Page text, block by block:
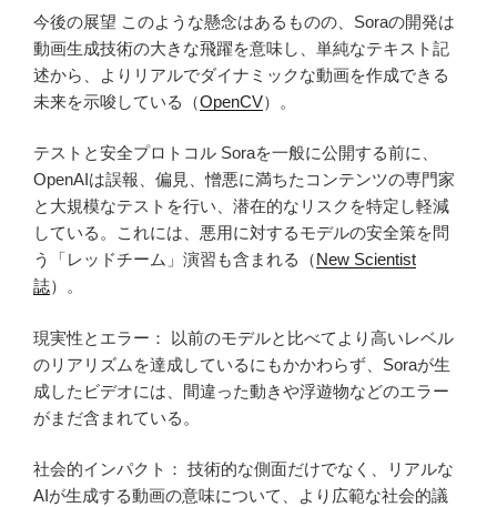
今後の展望 このような懸念はあるものの、Soraの開発は
動画生成技術の大きな飛躍を意味し、単純なテキスト記
述から、よりリアルでダイナミックな動画を作成できる
未来を示唆している（OpenCV）。
テストと安全プロトコル Soraを一般に公開する前に、
OpenAIは誤報、偏見、憎悪に満ちたコンテンツの専門家
と大規模なテストを行い、潜在的なリスクを特定し軽減
している。これには、悪用に対するモデルの安全策を問
う「レッドチーム」演習も含まれる（New Scientist
誌）。
現実性とエラー： 以前のモデルと比べてより高いレベル
のリアリズムを達成しているにもかかわらず、Soraが生
成したビデオには、間違った動きや浮遊物などのエラー
がまだ含まれている。
社会的インパクト： 技術的な側面だけでなく、リアルな
AIが生成する動画の意味について、より広範な社会的議